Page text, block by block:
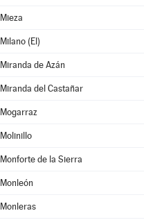
Mieza
Milano (El)
Miranda de Azán
Miranda del Castañar
Mogarraz
Molinillo
Monforte de la Sierra
Monleón
Monleras